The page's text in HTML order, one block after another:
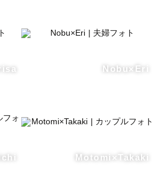
Nobu×Eri
Motomi×Takaki